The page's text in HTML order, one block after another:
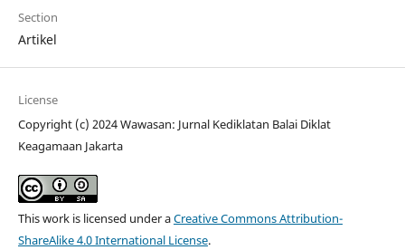
Section
Artikel
License
Copyright (c) 2024 Wawasan: Jurnal Kediklatan Balai Diklat
Keagamaan Jakarta
This work is licensed under aCreative Commons Attribution-
ShareAlike 4.0 International License.